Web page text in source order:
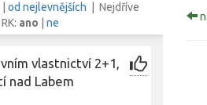
Byty
od nejlevnějších | Nejdříve
ano ne
vlastnictví 2+1,
nad Labem